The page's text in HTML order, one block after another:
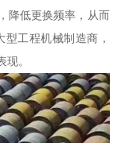
降低更换频率，从而
工程机械制造商，
。